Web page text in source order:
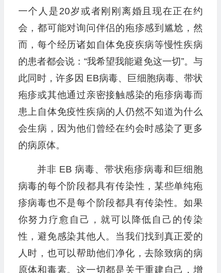
一个人是20岁或者刚刚离婚且现在正在约
会，都可能对询问伴侣的疱疹感到尴尬，然
而，每个经历诸如自体免疫疾病等慢性疾病
的患者都会说：“我希望我能避免这一切”。与
此同时，许多因 EB病毒、巨细胞病毒、带状
疱疹或其他通过亲密接触感染的疱疹病毒而
患上自体免疫性疾病的人仍然不知道为什么
会生病，因为他们曾经在约会时感染了更多
的病原体。
并非 EB 病毒、带状疱疹病毒和巨细胞
病毒的每个阶段都具有传染性，某些单纯疱
疹病毒也不是每个阶段都具有传染性。如果
你努力疗愈自己，就可以降低自己的传染
性，避免感染其他人。当我们找到真正爱的
人时，也可以帮助他们净化，去除致病的病
原体和毒素。这一切都是关于重建自己，增